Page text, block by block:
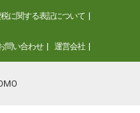
に関する表記について
問い合わせ 運営会社